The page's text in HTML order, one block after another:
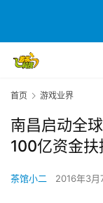
首页 游戏业界
南昌启动全
100亿资金扶
茶馆小二 2016年3